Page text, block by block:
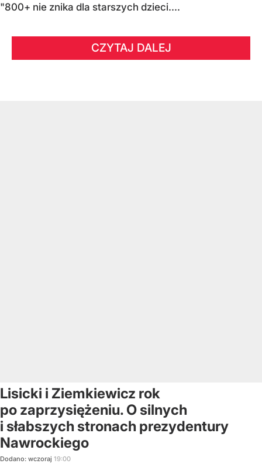
"800+ nie znika dla starszych dzieci....
CZYTAJ DALEJ
Lisicki i Ziemkiewicz rok
po zaprzysiężeniu. O silnych
i słabszych stronach prezydentury
Nawrockiego
Dodano: wczoraj 19:00